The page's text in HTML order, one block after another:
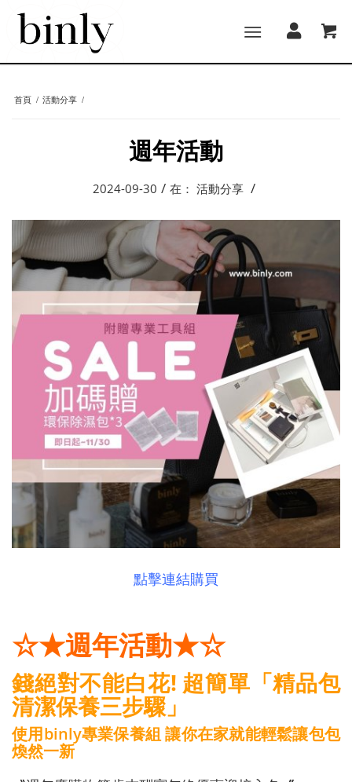
首頁 / 活動分享 /
週年活動
2024-09-30 / 在： 活動分享 /
點擊連結購買
☆★週年活動★☆
錢絕對不能白花! 超簡單「精品包
清潔保養三步驟」
使用binly專業保養組 讓你在家就能輕鬆讓包包
煥然一新